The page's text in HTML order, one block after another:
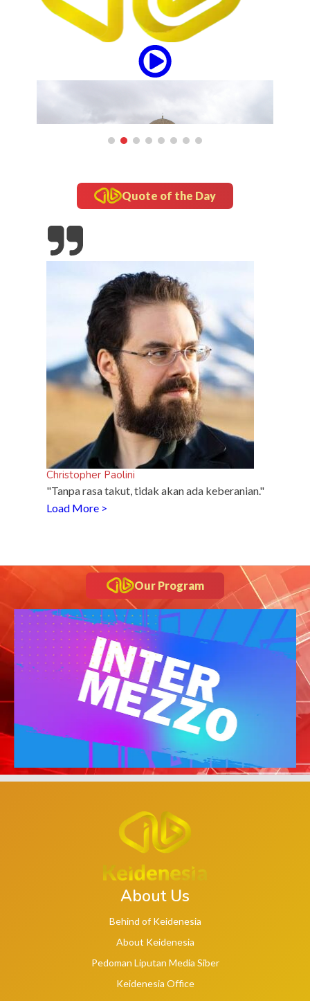
"Honk!" No Na
Quote of the Day
Christopher Paolini
"Tanpa rasa takut, tidak akan ada keberanian."
Load More >
Our Program
About Us
Behind of Keidenesia
About Keidenesia
Pedoman Liputan Media Siber
Keidenesia Office